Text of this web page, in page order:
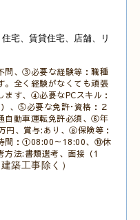
、賃貸住宅、店舗、リ
、③必要な経験等：職種
。全く経験がなくても頑張
ます、④必要なPCスキル：
、⑤必要な免許･資格：２
自動車運転免許必須、⑥年
、賞与:あり、⑧保険等：
間：①08:00～18:00、 ⑩休
方法:書類選考、面接（1
築工事除く）